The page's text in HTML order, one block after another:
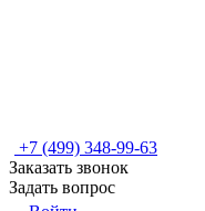
+7 (499) 348-99-63
Заказать звонок
Задать вопрос